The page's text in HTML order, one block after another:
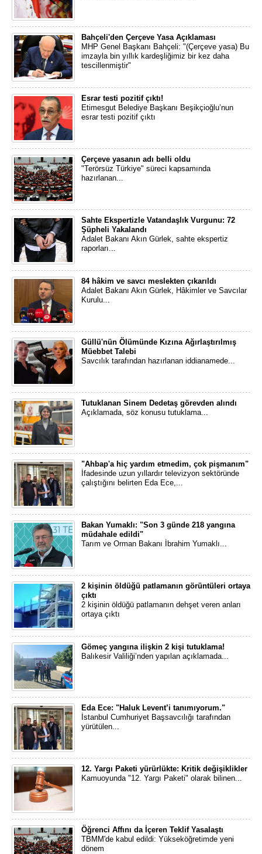
Bahçeli'den Çerçeve Yasa Açıklaması
MHP Genel Başkanı Bahçeli: "(Çerçeve yasa) Bu
imzayla bin yıllık kardeşliğimiz bir kez daha
tescillenmiştir"
Esrar testi pozitif çıktı!
Etimesgut Belediye Başkanı Beşikçioğlu’nun
esrar testi pozitif çıktı
Çerçeve yasanın adı belli oldu
"Terörsüz Türkiye" süreci kapsamında
hazırlanan...
Sahte Ekspertizle Vatandaşlık Vurgunu: 72
Şüpheli Yakalandı
Adalet Bakanı Akın Gürlek, sahte ekspertiz
raporları...
84 hâkim ve savcı meslekten çıkarıldı
Adalet Bakanı Akın Gürlek, Hâkimler ve Savcılar
Kurulu...
Güllü'nün Ölümünde Kızına Ağırlaştırılmış
Müebbet Talebi
Savcılık tarafından hazırlanan iddianamede...
Tutuklanan Sinem Dedetaş görevden alındı
Açıklamada, söz konusu tutuklama...
"Ahbap'a hiç yardım etmedim, çok pişmanım"
İfadesinde uzun yıllardır televizyon sektöründe
çalıştığını belirten Eda Ece,...
Bakan Yumaklı: "Son 3 günde 218 yangına
müdahale edildi"
Tarım ve Orman Bakanı İbrahim Yumaklı...
2 kişinin öldüğü patlamanın görüntüleri ortaya
çıktı
2 kişinin öldüğü patlamanın dehşet veren anları
ortaya çıktı
Gömeç yangına ilişkin 2 kişi tutuklama!
Balıkesir Valiliği’nden yapılan açıklamada...
Eda Ece: "Haluk Levent’i tanımıyorum."
İstanbul Cumhuriyet Başsavcılığı tarafından
yürütülen...
12. Yargı Paketi yürürlükte: Kritik değişiklikler
Kamuoyunda "12. Yargı Paketi" olarak bilinen...
Öğrenci Affını da İçeren Teklif Yasalaştı
TBMM'de kabul edildi: Yükseköğretimde yeni
dönem